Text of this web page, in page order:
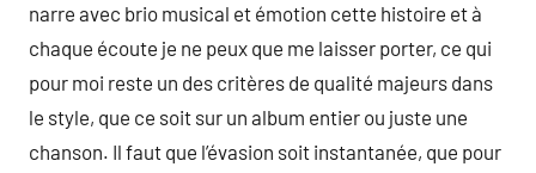
narre avec brio musical et émotion cette histoire et à
chaque écoute je ne peux que me laisser porter, ce qui
pour moi reste un des critères de qualité majeurs dans
le style, que ce soit sur un album entier ou juste une
chanson. Il faut que l’évasion soit instantanée, que pour